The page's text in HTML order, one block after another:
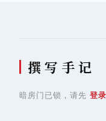
撰 写 手 记
暗房门已锁，请先 登录